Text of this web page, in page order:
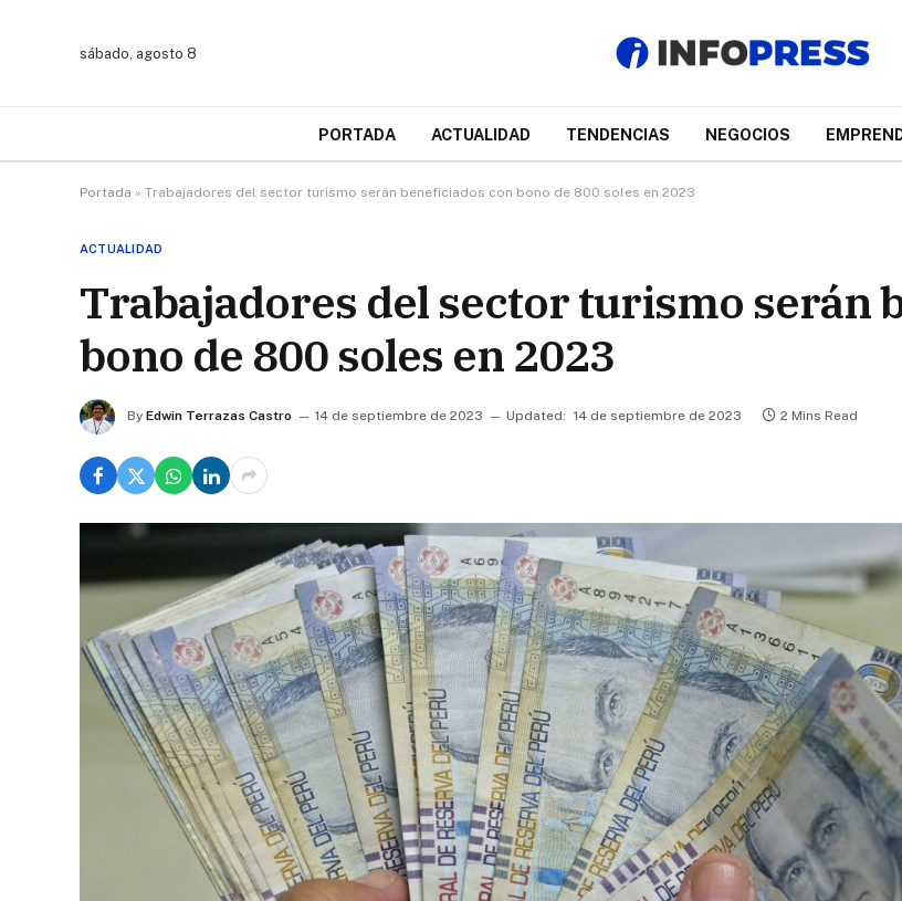
sábado, agosto 8
PORTADA ACTUALIDAD TENDENCIAS NEGOCIOS
Portada » Trabajadores del sector turismo serán beneficiados con bono de 800 soles en 2023
ACTUALIDAD
Trabajadores del sector turismo serán
bono de 800 soles en 2023
By Edwin Terrazas Castro 14 de septiembre de 2023 Updated: 14 de septiembre de 2023 2 Mins Read